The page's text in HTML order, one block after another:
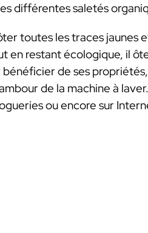
différentes saletés
toutes les traces
en restant écologique, il
bénéficier de ses
de la machine à
ou encore sur